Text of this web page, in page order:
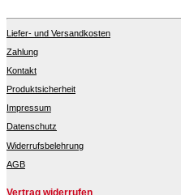
Liefer- und Versandkosten
Zahlung
Kontakt
Produktsicherheit
Impressum
Datenschutz
Widerrufsbelehrung
AGB
Vertrag widerrufen